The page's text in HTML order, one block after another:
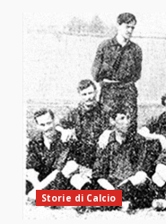
Storie di Calcio